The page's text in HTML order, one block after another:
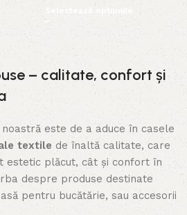
– calitate, confort și
noastră este de a aduce în casele
textile de înaltă calitate, care
estetic plăcut, cât și confort în
despre produse destinate
pentru bucătărie, sau accesorii